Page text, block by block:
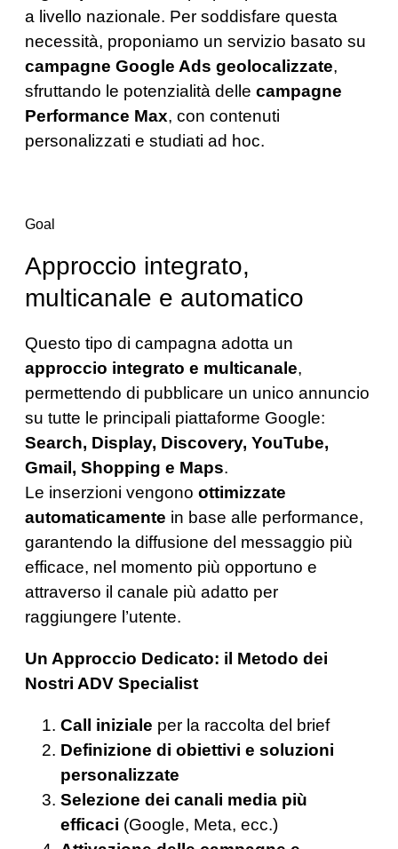
a livello nazionale. Per soddisfare questa
necessità, proponiamo un servizio basato su
campagne Google Ads geolocalizzate,
sfruttando le potenzialità delle campagne
Performance Max, con contenuti
personalizzati e studiati ad hoc.
Goal
Approccio integrato,
multicanale e automatico
Questo tipo di campagna adotta un
approccio integrato e multicanale,
permettendo di pubblicare un unico annuncio
su tutte le principali piattaforme Google:
Search, Display, Discovery, YouTube,
Gmail, Shopping e Maps.
Le inserzioni vengono ottimizzate
automaticamente in base alle performance,
garantendo la diffusione del messaggio più
efficace, nel momento più opportuno e
attraverso il canale più adatto per
raggiungere l’utente.
Un Approccio Dedicato: il Metodo dei
Nostri ADV Specialist
Call iniziale per la raccolta del brief
Definizione di obiettivi e soluzioni
personalizzate
Selezione dei canali media più
efficaci (Google, Meta, ecc.)